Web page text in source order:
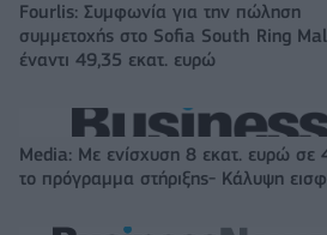
Fourlis: Συμφωνία για την πώληση
συμμετοχής στο Sofia South Ring
έναντι 49,35 εκατ. ευρώ
Media: Με ενίσχυση 8 εκατ. ευρώ σε
το πρόγραμμα στήριξης- Κάλυψη